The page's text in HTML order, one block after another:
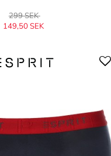
299 SEK
149,50 SEK